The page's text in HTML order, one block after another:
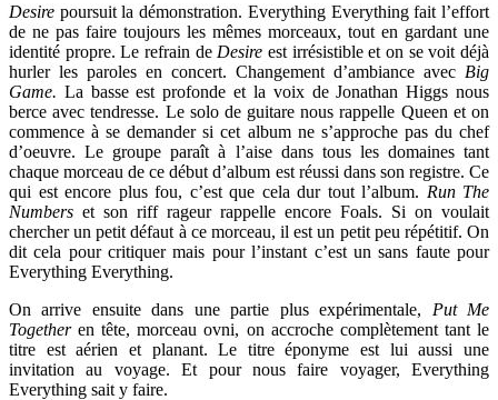
Desire poursuit la démonstration. Everything Everything fait l’effort
de ne pas faire toujours les mêmes morceaux, tout en gardant une
identité propre. Le refrain de Desire est irrésistible et on se voit déjà
hurler les paroles en concert. Changement d’ambiance avec Big
Game. La basse est profonde et la voix de Jonathan Higgs nous
berce avec tendresse. Le solo de guitare nous rappelle Queen et on
commence à se demander si cet album ne s’approche pas du chef
d’oeuvre. Le groupe paraît à l’aise dans tous les domaines tant
chaque morceau de ce début d’album est réussi dans son registre. Ce
qui est encore plus fou, c’est que cela dur tout l’album. Run The
Numbers et son riff rageur rappelle encore Foals. Si on voulait
chercher un petit défaut à ce morceau, il est un petit peu répétitif. On
dit cela pour critiquer mais pour l’instant c’est un sans faute pour
Everything Everything.
On arrive ensuite dans une partie plus expérimentale, Put Me
Togetheren tête, morceau ovni, on accroche complètement tant le
titre est aérien et planant. Le titre éponyme est lui aussi une
invitation au voyage. Et pour nous faire voyager, Everything
Everything sait y faire.